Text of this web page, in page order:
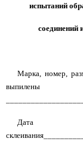
испытаний
соединений
Марка, номер,
Дата